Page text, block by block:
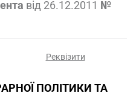
від 26.12.2011 №
Реквізити
ПОЛІТИКИ ТА